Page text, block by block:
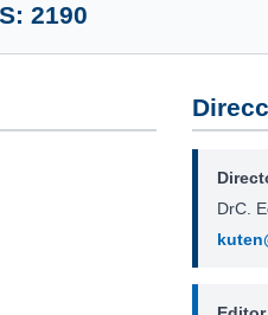
2190
DrC.